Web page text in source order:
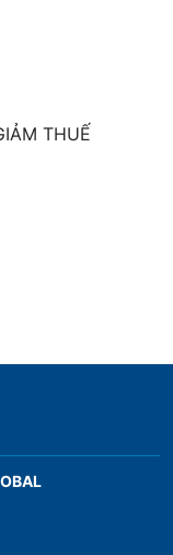
THUẾ